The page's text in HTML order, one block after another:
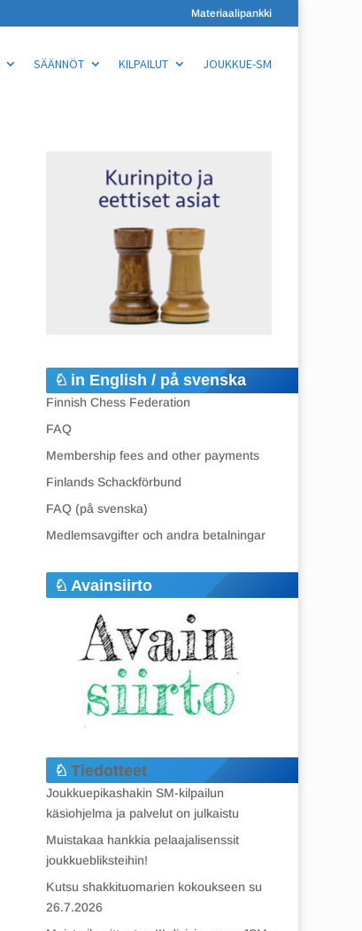
Materiaalipankki
SÄÄNNÖT KILPAILUT JOUKKUE-SM
in English / på svenska
Finnish Chess Federation
FAQ
Membership fees and other payments
Finlands Schackförbund
FAQ (på svenska)
Medlemsavgifter och andra betalningar
Avainsiirto
Tiedotteet
Joukkuepikashakin SM-kilpailun
käsiohjelma ja palvelut on julkaistu
Muistakaa hankkia pelaajalisenssit
joukkuebliksteihin!
Kutsu shakkituomarien kokoukseen su
26.7.2026